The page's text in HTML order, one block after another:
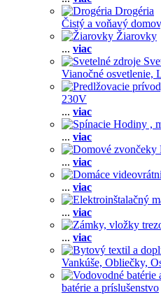
Drogéria
Čistý a voňavý
Žiarovky
... viac
Vianočné osvetlenie,
230V
... viac
... viac
... viac
... viac
... viac
... viac
Vankúše, Obliečky,
batérie a príslušenstvo